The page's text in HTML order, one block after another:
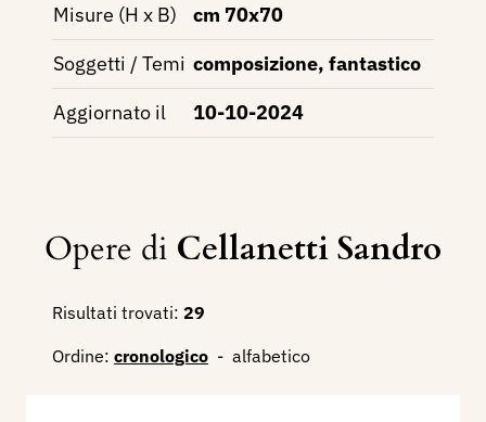
Misure (H x B)
cm 70x70
Soggetti / Temi composizione, fantastico
Aggiornato il
10-10-2024
Opere di Cellanetti Sandro
Risultati trovati: 29
Ordine: cronologico - alfabetico